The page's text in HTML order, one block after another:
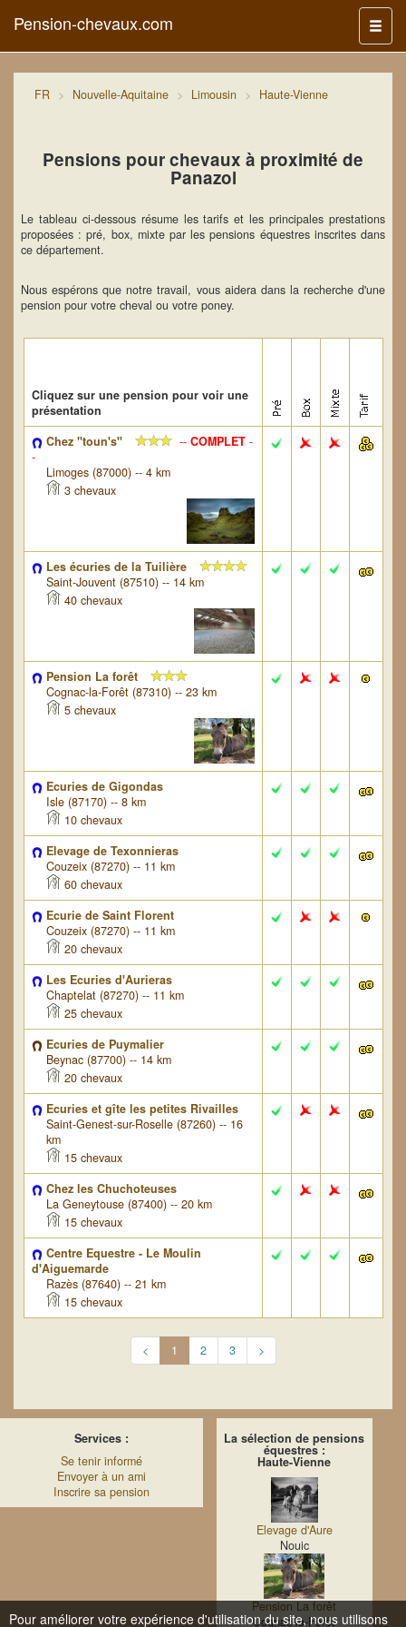
Menu
Pension-chevaux.com
FR Nouvelle-Aquitaine Limousin Haute-Vienne
Pensions pour chevaux à proximité de
Panazol
Le tableau ci-dessous résume les tarifs et les principales prestations
proposées : pré, box, mixte par les pensions équestres inscrites dans
ce département.
Nous espérons que notre travail, vous aidera dans la recherche d'une
pension pour votre cheval ou votre poney.
Cliquez sur une pension pour voir une
présentation
Chez "toun's"
-- COMPLET-
-
Limoges (87000) -- 4 km
3 chevaux
Les écuries de la Tuilière
Saint-Jouvent (87510) -- 14 km
40 chevaux
Pension La forêt
Cognac-la-Forêt (87310) -- 23 km
5 chevaux
Ecuries de Gigondas
Isle (87170) -- 8 km
10 chevaux
Elevage de Texonnieras
Couzeix (87270) -- 11 km
60 chevaux
Ecurie de Saint Florent
Couzeix (87270) -- 11 km
20 chevaux
Les Ecuries d'Aurieras
Chaptelat (87270) -- 11 km
25 chevaux
Ecuries de Puymalier
Beynac (87700) -- 14 km
20 chevaux
Ecuries et gîte les petites Rivailles
Saint-Genest-sur-Roselle (87260) -- 16
km
15 chevaux
Chez les Chuchoteuses
La Geneytouse (87400) -- 20 km
15 chevaux
Centre Equestre - Le Moulin
d'Aiguemarde
Razès (87640) -- 21 km
15 chevaux
< 1 2 3 >
Services :
Se tenir informé
Envoyer à un ami
Inscrire sa pension
La sélection de pensions
équestres :
Haute-Vienne
Elevage d'Aure
Nouic
Pension La forêt
Cognac-la-Forêt
Pour améliorer votre expérience d'utilisation du site, nous utilisons